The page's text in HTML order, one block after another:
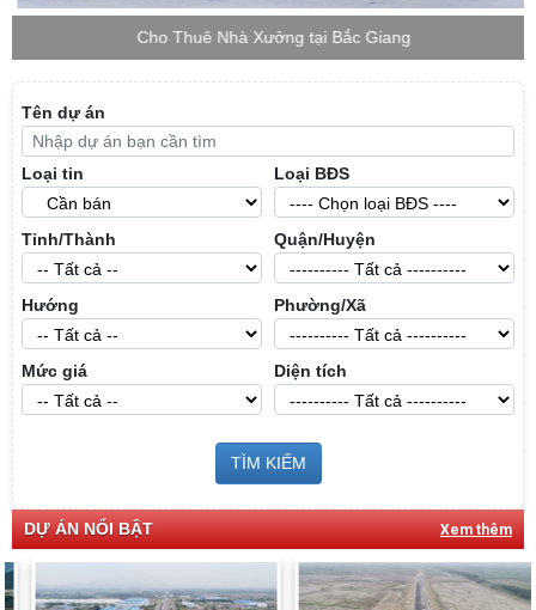
Cho Thuê Nhà Xưởng tại Bắc Giang
Tên dự án
Loại tin Loại BĐS
Tỉnh/Thành Quận/Huyện
Hướng Phường/Xã
Mức giá Diện tích
TÌM KIẾM
DỰ ÁN NỔI BẬT Xem thêm